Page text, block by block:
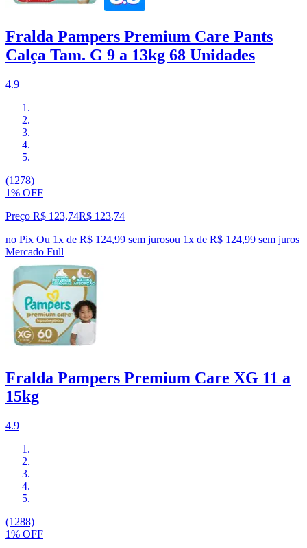
Fralda Pampers Premium Care Pants
Calça Tam. G 9 a 13kg 68 Unidades
4.9
(1278)
1% OFF
Preço R$ 123,74R$ 123,74
no Pix Ou 1x de R$ 124,99 sem jurosou 1x de R$ 124,99 sem juros
Mercado Full
Fralda Pampers Premium Care XG 11 a
15kg
4.9
(1288)
1% OFF